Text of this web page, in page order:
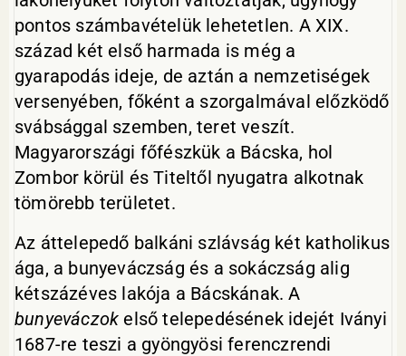
pontos számbavételük lehetetlen. A XIX.
század két első harmada is még a
gyarapodás ideje, de aztán a nemzetiségek
versenyében, főként a szorgalmával előzködő
svábsággal szemben, teret veszít.
Magyarországi főfészkük a Bácska, hol
Zombor körül és Titeltől nyugatra alkotnak
tömörebb területet.
Az áttelepedő balkáni szlávság két katholikus
ága, a bunyeváczság és a sokáczság alig
kétszázéves lakója a Bácskának. A
bunyeváczok első telepedésének idejét Iványi
1687-re teszi a gyöngyösi ferenczrendi